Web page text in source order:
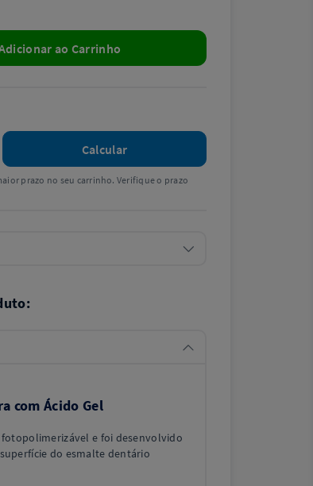
ao Carrinho
Calcular
prazo no seu carrinho. Verifique o prazo
com Ácido Gel
fotopolimerizável e foi desenvolvido
do esmalte dentário